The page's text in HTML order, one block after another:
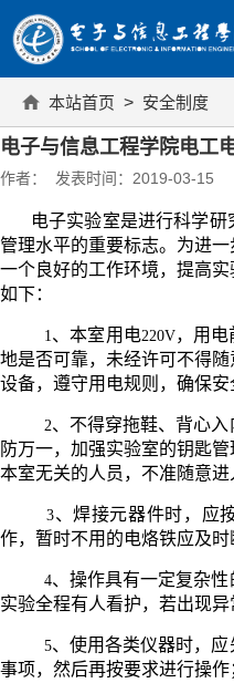
本站首页 > 安全制度
电子与信息工程学院电工
作者： 发表时间：2019-03-15
电子实验室是进行科学研
管理水平的重要标志。为进
一个良好的工作环境，提高
如下：
1、本室用电220V，用电
地是否可靠，未经许可不得
设备，遵守用电规则，确保安
2、不得穿拖鞋、背心
防万一，加强实验室的钥匙
本室无关的人员，不准随意进
3、焊接元器件时，应
作，暂时不用的电烙铁应及时
4、操作具有一定复杂
实验全程有人看护，若出现异
5、使用各类仪器时，
事项，然后再按要求进行操作